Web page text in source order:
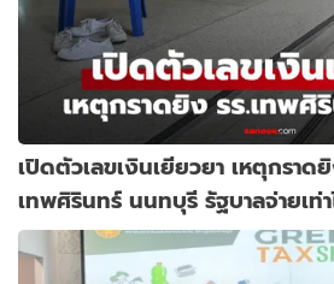
เปิดตัวเลขเงินเยียวยา เหตุกราดยิ
เทพศิรินทร์ นนทบุรี รัฐบาลจ่ายเท่า